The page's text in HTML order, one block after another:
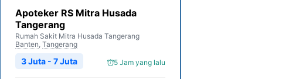
Apoteker RS Mitra Husada
Tangerang
Rumah Sakit Mitra Husada Tangerang
Banten, Tangerang
5 Jam yang lalu
3 Juta - 7 Juta